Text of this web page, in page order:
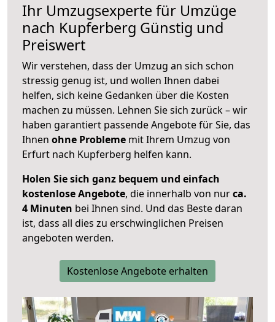
Ihr Umzugsexperte für Umzüge
nach Kupferberg Günstig und
Preiswert
Wir verstehen, dass der Umzug an sich schon
stressig genug ist, und wollen Ihnen dabei
helfen, sich keine Gedanken über die Kosten
machen zu müssen. Lehnen Sie sich zurück – wir
haben garantiert passende Angebote für Sie, das
Ihnen ohne Probleme mit Ihrem Umzug von
Erfurt nach Kupferberg helfen kann.
Holen Sie sich ganz bequem und einfach
kostenlose Angebote, die innerhalb von nurca.
4 Minuten bei Ihnen sind. Und das Beste daran
ist, dass all dies zu erschwinglichen Preisen
angeboten werden.
Kostenlose Angebote erhalten